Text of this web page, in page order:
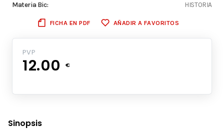
Materia Bic:
HISTORIA
FICHA EN PDF AÑADIR A FAVORITOS
PVP
12.00 €
Sinopsis